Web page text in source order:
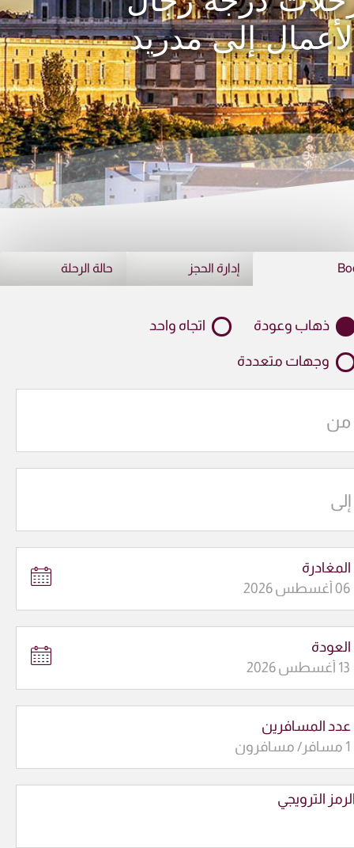
إلى مدريد
إدارة الحجز حالة الرحلة
ذهاب وعودة اتجاه واحد
وجهات متعددة
من
إلى
المغادرة
العودة
عدد المسافرين
الترويجي